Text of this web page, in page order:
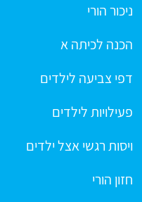
ניכור הורי
הכנה לכיתה א
דפי צביעה לילדים
פעילויות לילדים
ויסות רגשי אצל ילדים
חזון הורי